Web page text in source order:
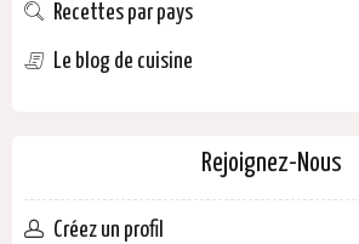
Recettes par pays
Le blog de cuisine
Rejoignez-Nous
Créez un profil